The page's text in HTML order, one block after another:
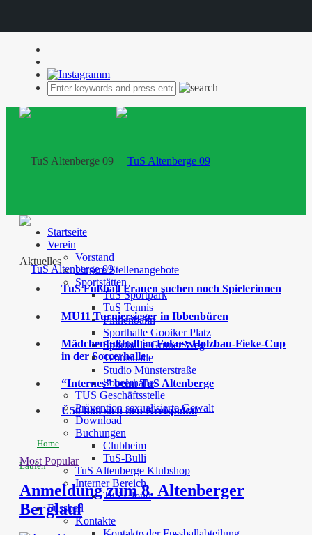
Startseite
Verein
Vorstand
Unsere Stellenangebote
Sportstätten
TuS Sportpark
TuS Tennis
Finnenbahn
Sporthalle Gooiker Platz
Sporthalle Grüner Weg
Tennishalle
Studio Münsterstraße
Soccerhalle
TUS Geschäftsstelle
Prävention sexualisierte Gewalt
Download
Buchungen
Clubheim
TuS-Bulli
TuS Altenberge Klubshop
Interner Bereich
TuS Cloud
Fussball
Kontakte
Aktuelles
TuS Fußball Frauen suchen noch Spielerinnen
MU11 Turniersieger in Ibbenbüren
Mädchenfußball im Fokus: Holzbau-Fieke-Cup
in der Soccerhalle
“Internes” beim TuS Altenberge
Ü50 holt sich den Kreispokal
Home
Laufen
Most Popular
Anmeldung zum 8. Altenberger
Berglauf